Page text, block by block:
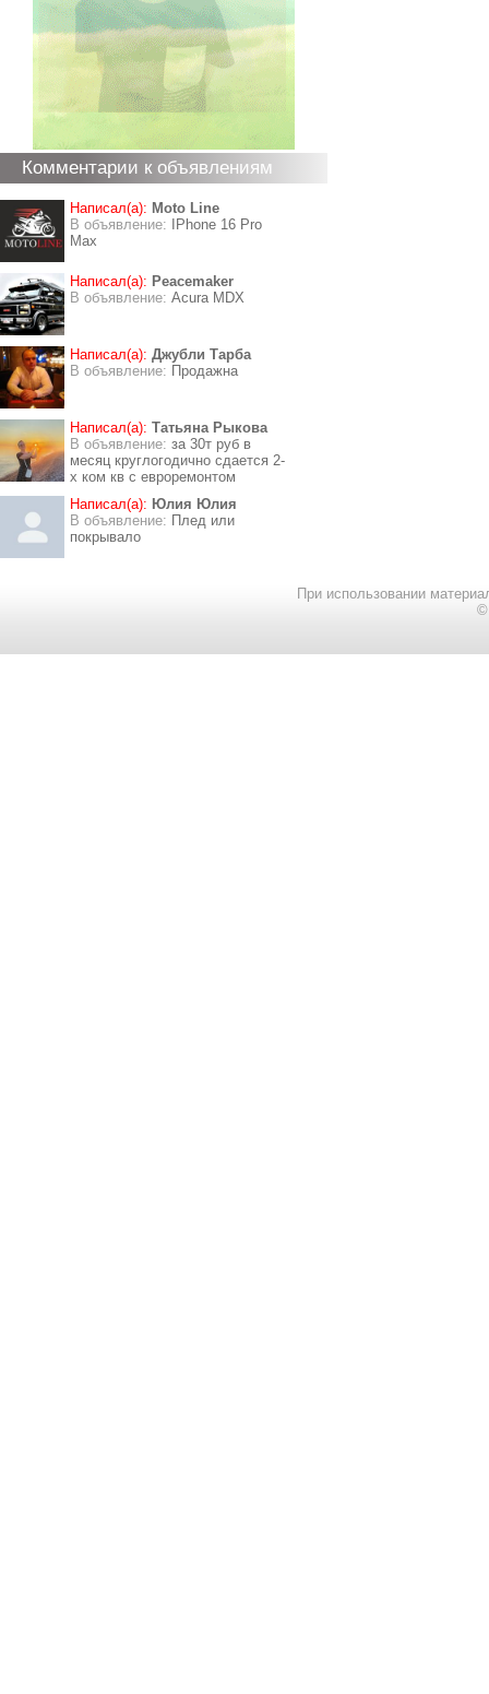
Комментарии к объявлениям
Написал(а): Moto Line
В объявление:
IPhone 16 Pro
Max
Написал(а): Peacemaker
В объявление: Acura MDX
Написал(а): Джубли Тарба
В объявление: Продажна
Написал(а): Татьяна Рыкова
В объявление: за 30т руб в
месяц круглогодично сдается 2-
х ком кв с евроремонтом
Написал(а): Юлия Юлия
В объявление: Плед или
покрывало
При использовании